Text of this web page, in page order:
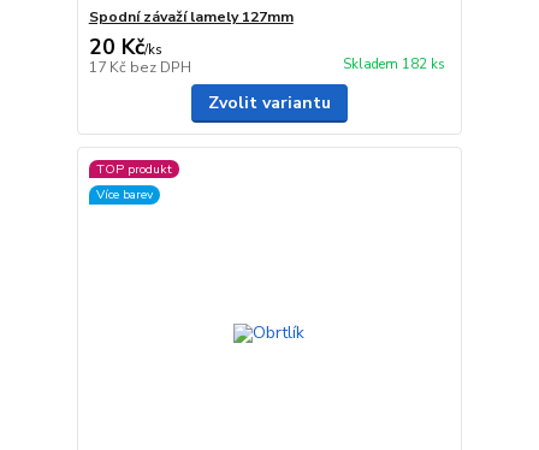
Spodní závaží lamely 127mm
20 Kč/ks
17 Kč bez DPH Skladem 182 ks
Zvolit variantu
TOP produkt
Více barev